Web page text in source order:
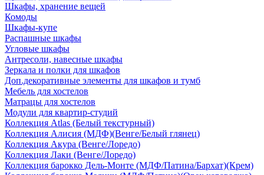
Шкафы, хранение вещей
Комоды
Шкафы-купе
Распашные шкафы
Угловые шкафы
Антресоли, навесные шкафы
Зеркала и полки для шкафов
Доп.декоративные элементы для шкафов и тумб
Мебель для хостелов
Матрацы для хостелов
Модули для квартир-студий
Коллекция Atlas (Белый текстурный)
Коллекция Алисия (МДФ)(Венге/Белый глянец)
Коллекция Акура (Венге/Лоредо)
Коллекция Лаки (Венге/Лоредо)
Коллекция барокко Дель-Монте (МДФ/Патина/Бархат)(Крем)